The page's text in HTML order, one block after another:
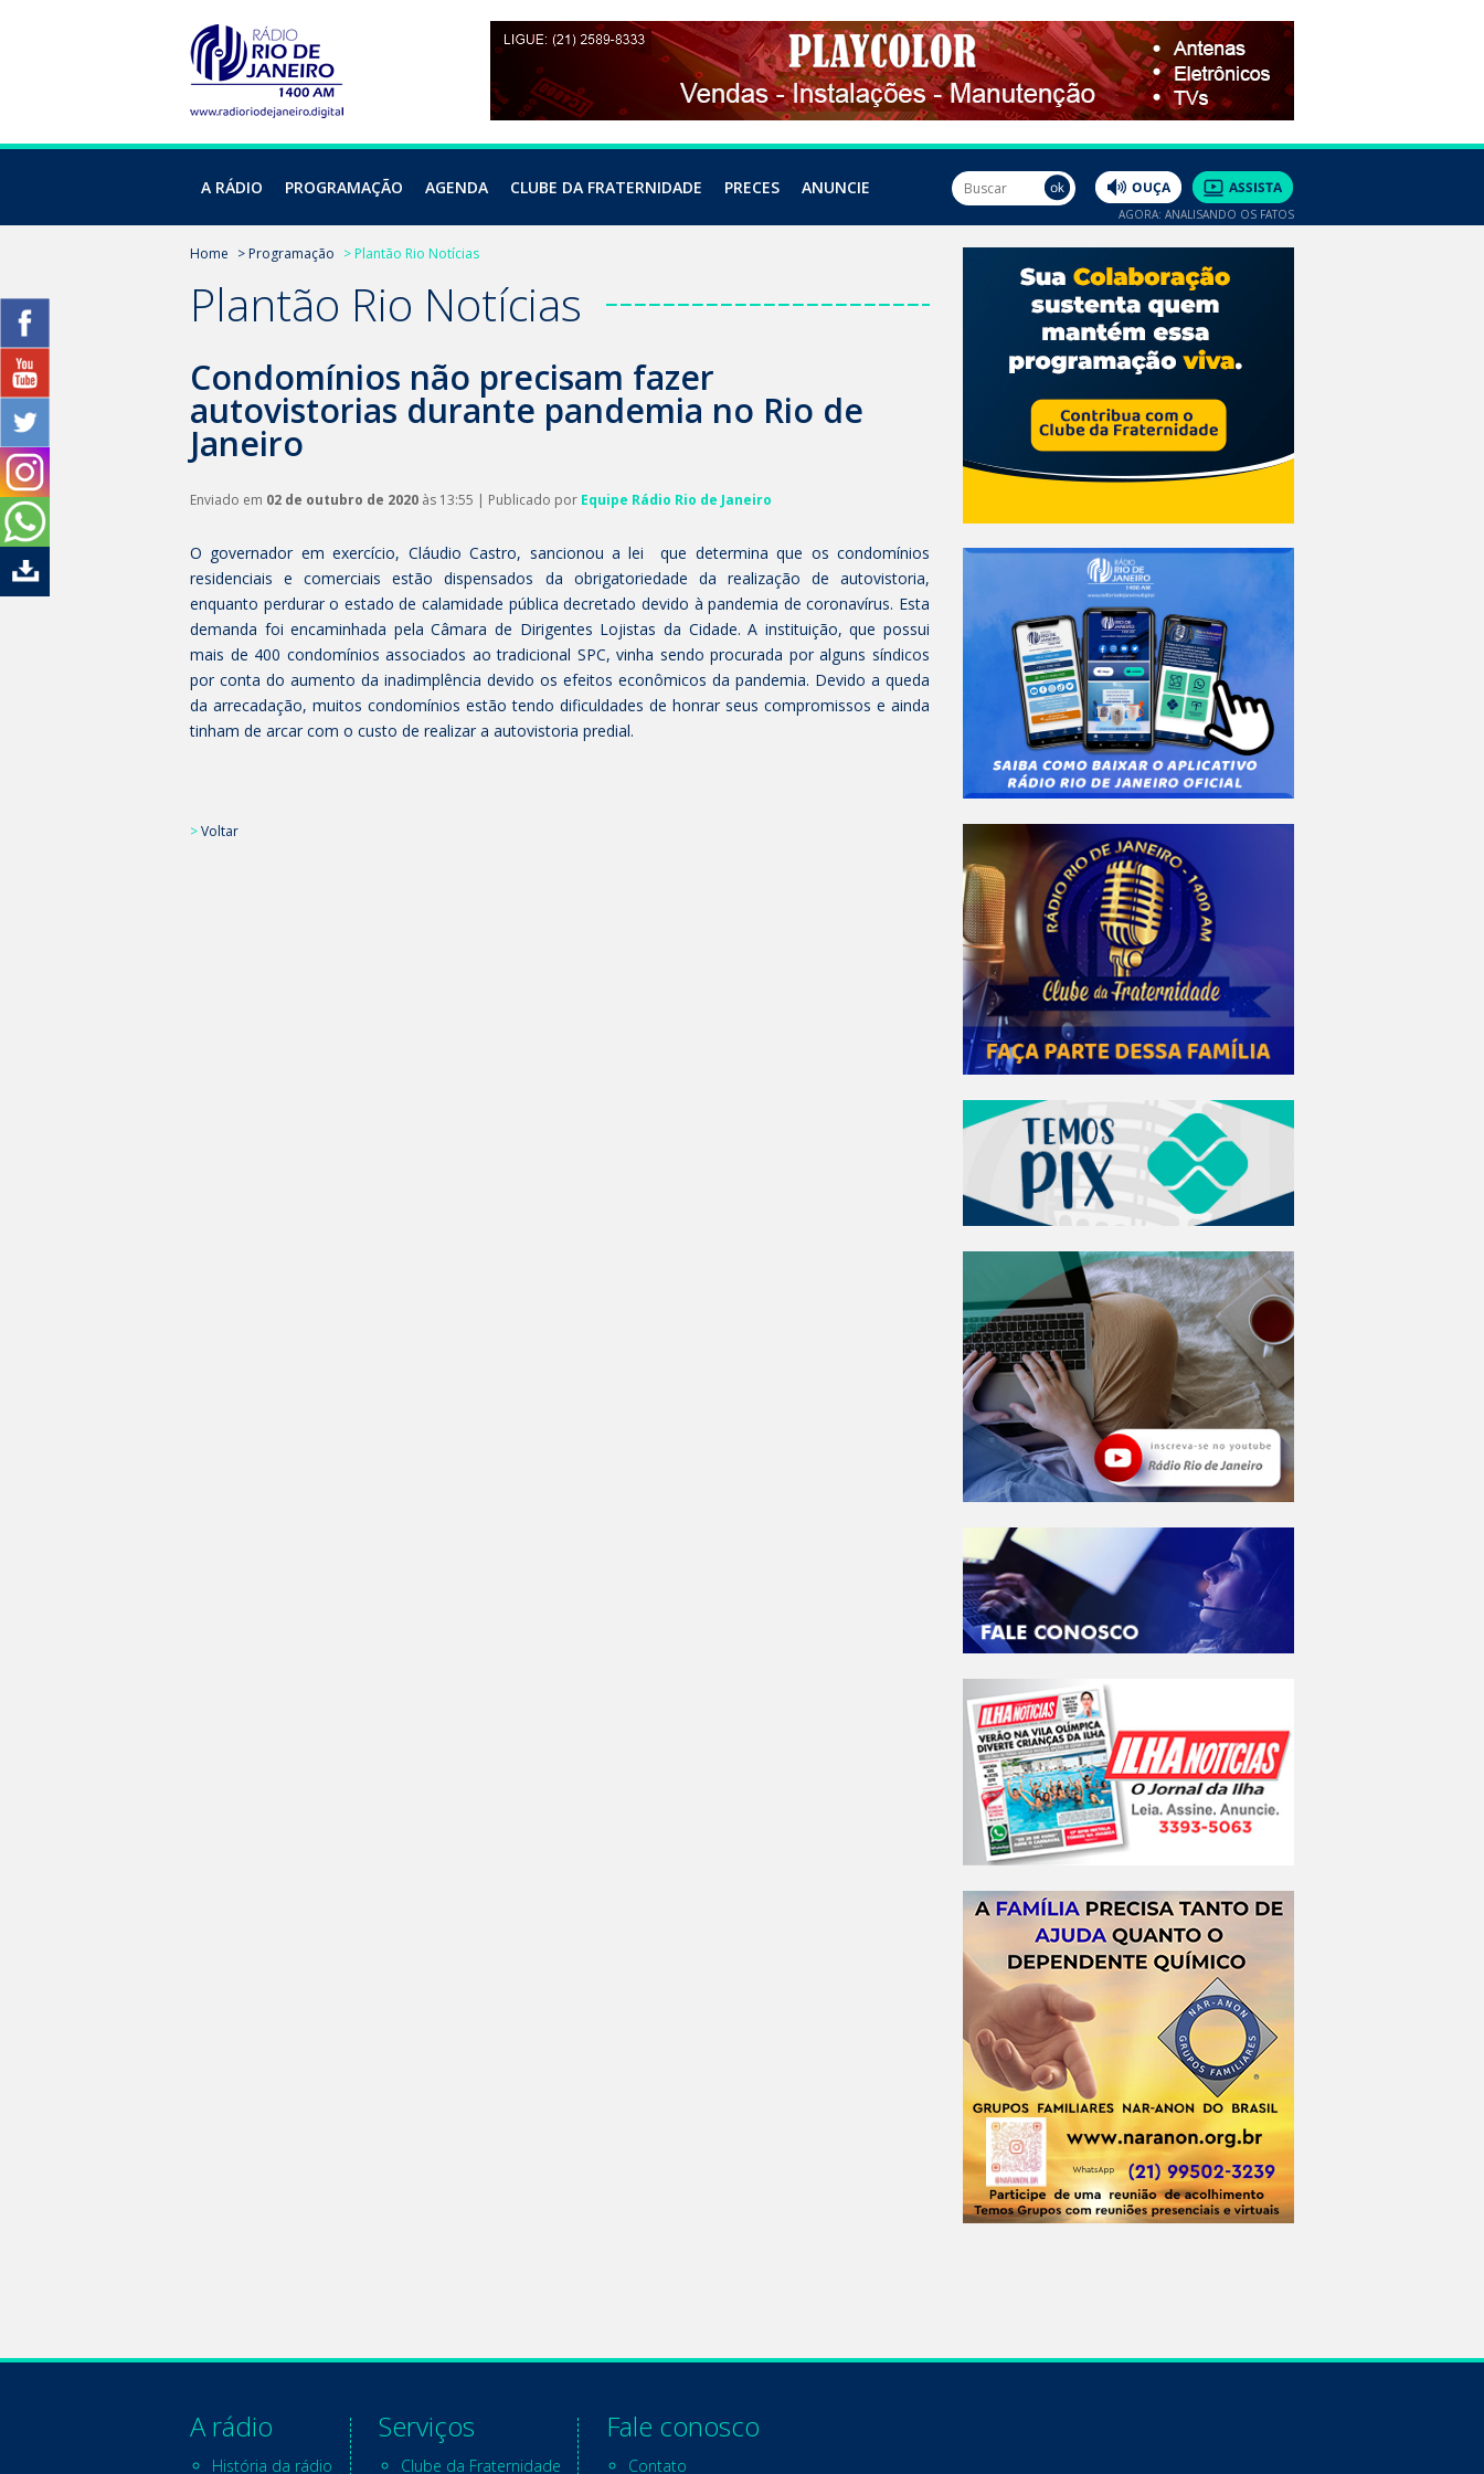
A RÁDIO PROGRAMAÇÃO AGENDA CLUBE DA FRATERNIDADE PRECES ANUNCIE
AGORA: ANALISANDO OS FATOS
Home > Programação > Plantão Rio Notícias
Plantão Rio Notícias
Condomínios não precisam fazer
autovistorias durante pandemia no Rio de
Janeiro
Enviado em 02 de outubro de 2020 às 13:55 | Publicado por Equipe Rádio Rio de Janeiro
O governador em exercício, Cláudio Castro, sancionou a lei que determina que os condomínios
residenciais e comerciais estão dispensados da obrigatoriedade da realização de autovistoria,
enquanto perdurar o estado de calamidade pública decretado devido à pandemia de coronavírus. Esta
demanda foi encaminhada pela Câmara de Dirigentes Lojistas da Cidade. A instituição, que possui
mais de 400 condomínios associados ao tradicional SPC, vinha sendo procurada por alguns síndicos
por conta do aumento da inadimplência devido os efeitos econômicos da pandemia. Devido a queda
da arrecadação, muitos condomínios estão tendo dificuldades de honrar seus compromissos e ainda
tinham de arcar com o custo de realizar a autovistoria predial.
>Voltar
A rádio
História da rádio
Serviços
Clube da Fraternidade
Fale conosco
Contato